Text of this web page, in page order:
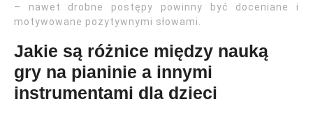
– nawet drobne postępy powinny być doceniane i
motywowane pozytywnymi słowami.
Jakie są różnice między nauką
gry na pianinie a innymi
instrumentami dla dzieci